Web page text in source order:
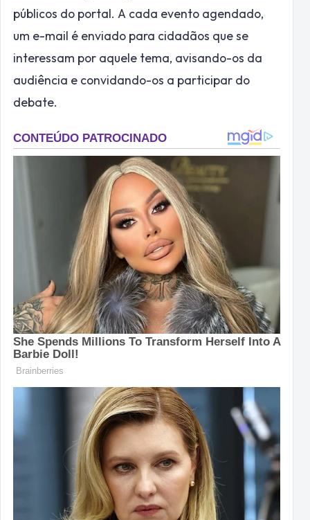
públicos do portal. A cada evento agendado,
um e-mail é enviado para cidadãos que se
interessam por aquele tema, avisando-os da
audiência e convidando-os a participar do
debate.